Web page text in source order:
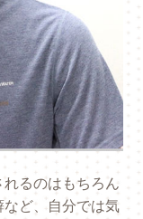
るのはもちろん
ど、自分では気